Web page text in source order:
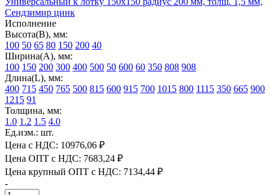
Исполнение
Высота(В), мм:
100 50 65 80 150 200 40
Ширина(А), мм:
100 150 200 300 400 500 50 600 60 350 808 908
Длина(L), мм:
400 715 450 765 500 815 600 915 700 1015 800 1115 350 665 900
1215 91
Толщина, мм:
1.0 1.2 1.5 4.0
Ед.изм.: шт.
Цена с НДС: 10976,06 ₽
Цена ОПТ с НДС: 7683,24 ₽
Цена крупный ОПТ с НДС: 7134,44 ₽
-